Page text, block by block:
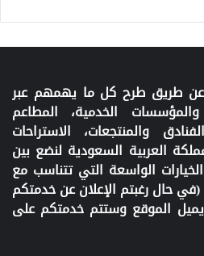
عن طريق طرح كل ما يهمهم عبر
الخدمية، المطاعم
والمنتجعات، الاستراحات
العربية السعودية لنضع بين
الواسعة التي تتناسب مع
حال رغبتم الإعلان عن خدمتكم
الموقع وستتم خدمتكم على